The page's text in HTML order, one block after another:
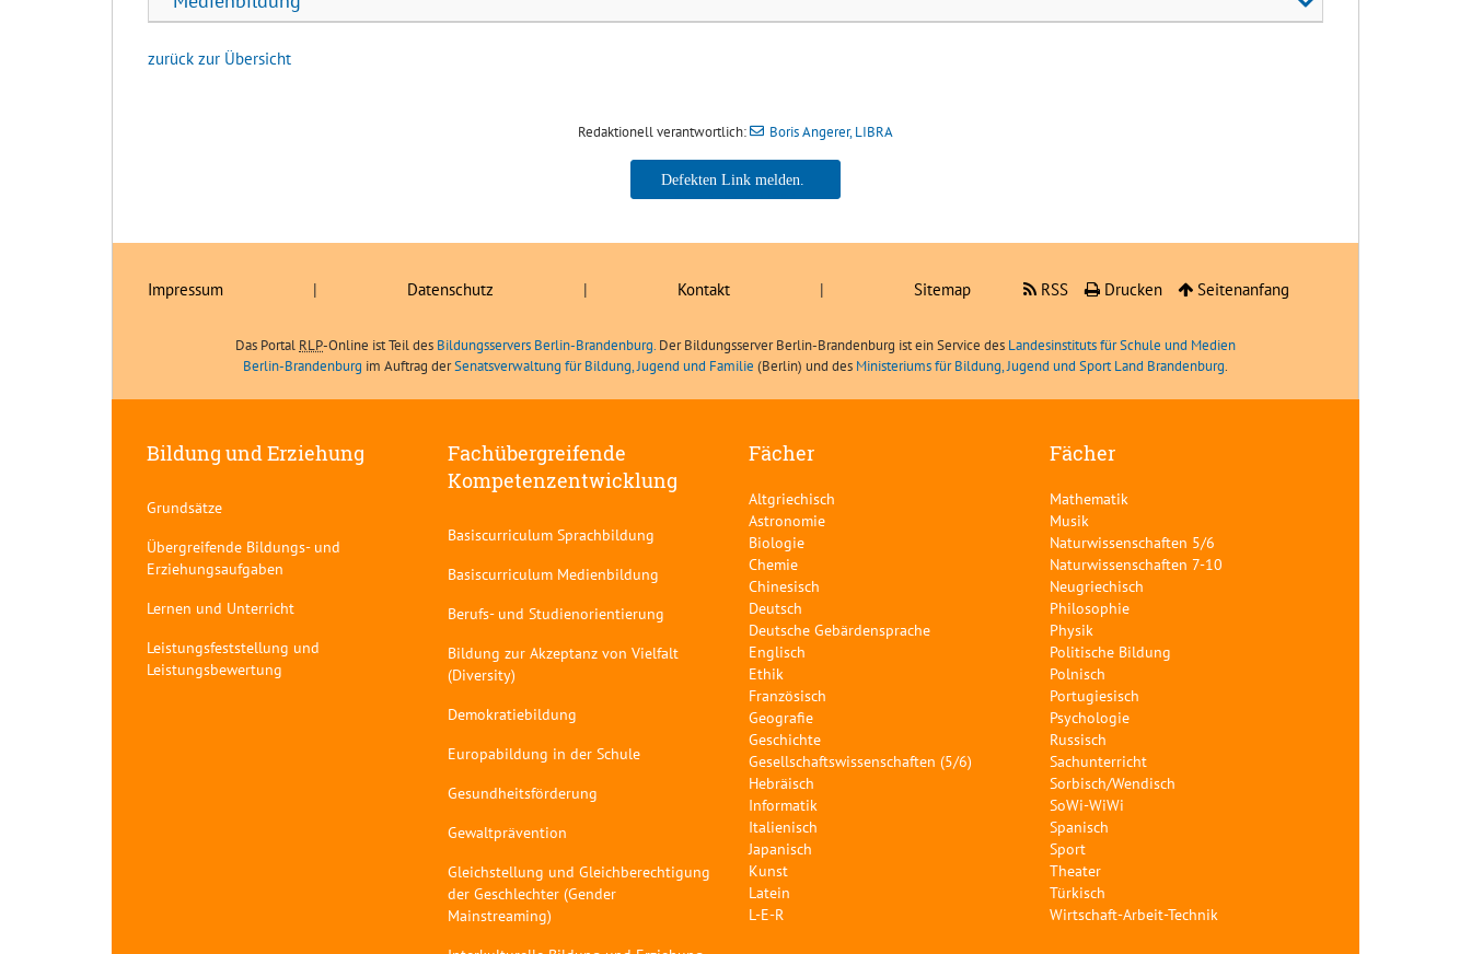
zurück zur Übersicht
Redaktionell verantwortlich: Boris Angerer, LIBRA
Boris Angerer, LIBRA
Impressum | Datenschutz | Kontakt | Sitemap RSS Drucken Seitenanfang
Das Portal RLP-Online ist Teil des Bildungsservers Berlin-Brandenburg. Der Bildungsserver Berlin-Brandenburg ist ein Service des Landesinstituts für Schule und Medien
Berlin-Brandenburg im Auftrag derSenatsverwaltung für Bildung, Jugend und Familie (Berlin) und des Ministeriums für Bildung, Jugend und Sport Land Brandenburg.
Bildung und Erziehung
Grundsätze
Übergreifende Bildungs- und
Erziehungsaufgaben
Lernen und Unterricht
Leistungsfeststellung und
Leistungsbewertung
Fachübergreifende
Kompetenzentwicklung
Basiscurriculum Sprachbildung
Basiscurriculum Medienbildung
Berufs- und Studienorientierung
Bildung zur Akzeptanz von Vielfalt
(Diversity)
Demokratiebildung
Europabildung in der Schule
Gesundheitsförderung
Gewaltprävention
Gleichstellung und Gleichberechtigung
der Geschlechter (Gender
Mainstreaming)
Fächer
Altgriechisch
Astronomie
Biologie
Chemie
Chinesisch
Deutsch
Deutsche Gebärdensprache
Englisch
Ethik
Französisch
Geografie
Geschichte
Gesellschaftswissenschaften (5/6)
Hebräisch
Informatik
Italienisch
Japanisch
Kunst
Latein
L-E-R
Fächer
Mathematik
Musik
Naturwissenschaften 5/6
Naturwissenschaften 7-10
Neugriechisch
Philosophie
Physik
Politische Bildung
Polnisch
Portugiesisch
Psychologie
Russisch
Sachunterricht
Sorbisch/Wendisch
SoWi-WiWi
Spanisch
Sport
Theater
Türkisch
Wirtschaft-Arbeit-Technik